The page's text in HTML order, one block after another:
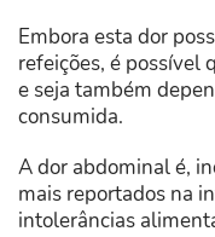
Embora esta dor
refeições, é possível
e seja também
consumida.
A dor abdominal é,
mais reportados na
intolerâncias